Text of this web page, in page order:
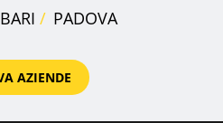
BARI PADOVA
AZIENDE